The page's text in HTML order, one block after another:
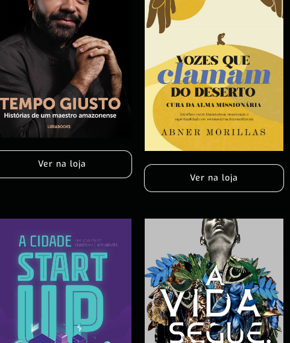
Ver na loja
Ver na loja